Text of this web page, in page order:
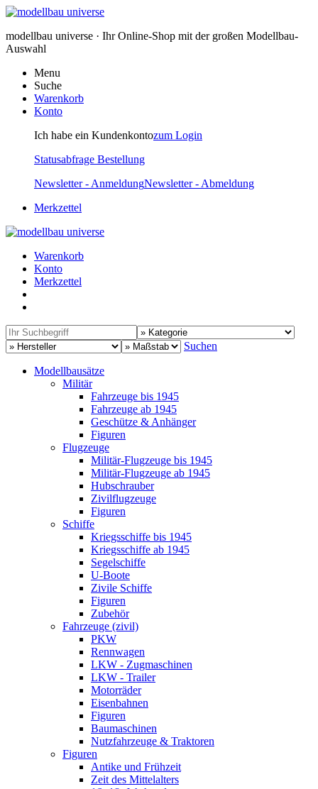
modellbau universe · Ihr Online-Shop mit der großen Modellbau-
Auswahl
Menu
Suche
Warenkorb
Konto
Ich habe ein Kundenkontozum Login
Statusabfrage Bestellung
Newsletter - AnmeldungNewsletter - Abmeldung
Merkzettel
Warenkorb
Konto
Merkzettel
Suchen
Modellbausätze
Militär
Fahrzeuge bis 1945
Fahrzeuge ab 1945
Geschütze & Anhänger
Figuren
Flugzeuge
Militär-Flugzeuge bis 1945
Militär-Flugzeuge ab 1945
Hubschrauber
Zivilflugzeuge
Figuren
Schiffe
Kriegsschiffe bis 1945
Kriegsschiffe ab 1945
Segelschiffe
U-Boote
Zivile Schiffe
Figuren
Zubehör
Fahrzeuge (zivil)
PKW
Rennwagen
LKW - Zugmaschinen
LKW - Trailer
Motorräder
Eisenbahnen
Figuren
Baumaschinen
Nutzfahrzeuge & Traktoren
Figuren
Antike und Frühzeit
Zeit des Mittelalters